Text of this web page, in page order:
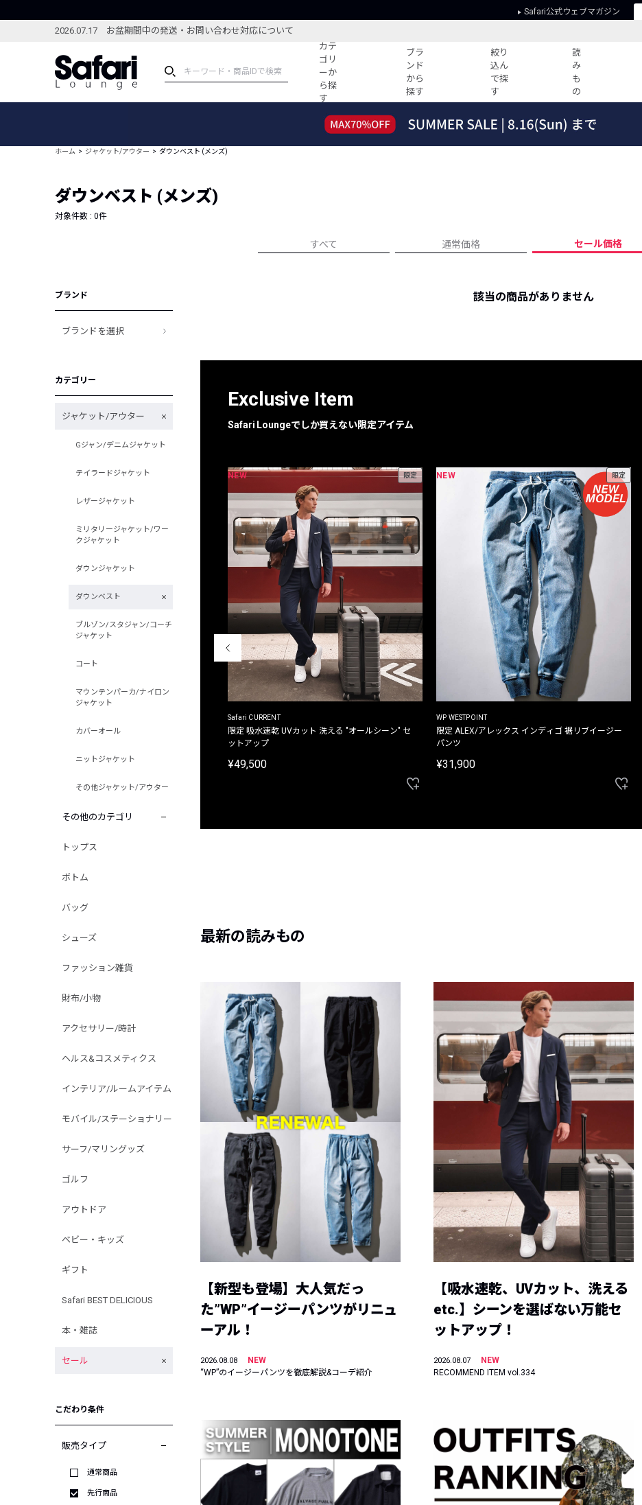
Safari公式ウェブマガジン
2026.07.17 お盆期間中の発送・お問い合わせ対応について
カテ
ゴリ
ーか
ら探
す
ブラ
ンド
から
探す
絞り
込ん
で探
す
読
み
も
の
ブランドから探す
新着アイテム
編集部のおすすめアイテム
特集記事
すべての記事
人気記事ランキング
フォーカスブランド
プライバシーポリシー
ホーム ジャケット/アウター ダウンベスト (メンズ)
ダウンベスト (メンズ)
対象件数 : 0件
すべて 通常価格 セール価格
ブランド
ブランドを選択
カテゴリー
ジャケット/アウター
Gジャン/デニムジャケット
テイラードジャケット
レザージャケット
ミリタリージャケット/ワー
クジャケット
ダウンジャケット
ダウンベスト
ブルゾン/スタジャン/コーチ
ジャケット
コート
マウンテンパーカ/ナイロン
ジャケット
カバーオール
ニットジャケット
その他ジャケット/アウター
その他のカテゴリ
トップス
ボトム
バッグ
シューズ
ファッション雑貨
財布/小物
アクセサリー/時計
ヘルス&コスメティクス
インテリア/ルームアイテム
モバイル/ステーショナリー
サーフ/マリングッズ
ゴルフ
アウトドア
ベビー・キッズ
ギフト
Safari BEST DELICIOUS
本・雑誌
セール
こだわり条件
販売タイプ
通常商品
先行商品
該当の商品がありません
Exclusive Item
Safari Loungeでしか買えない限定アイテム
別注限定 フード付き チェックシャツジャケット
NEW 限定
Safari CURRENT
限定 吸水速乾 UVカット 洗える "オールシーン" セ
ットアップ
¥49,500
NEW 限定
WP WESTPOINT
限定 ALEX/アレックス インディゴ 裾リブイージー
パンツ
¥31,900
最新の読みもの
【新型も登場】大人気だっ
た”WP”イージーパンツがリニュ
ーアル！
2026.08.08
NEW
“WP”のイージーパンツを徹底解説&コーデ紹介
【吸水速乾、UVカット、洗える
etc.】シーンを選ばない万能セ
ットアップ！
2026.08.07
NEW
RECOMMEND ITEM vol.334